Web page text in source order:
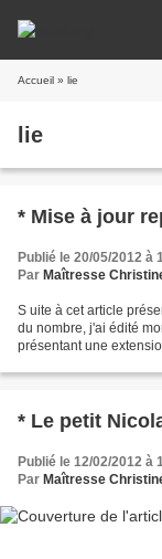
Accueil » lie
lie
* Mise à jour
Publié le 20/05/2012 à
Par Maîtresse
S uite à cet article
du nombre, j'ai édité
présentant une
* Le petit
Publié le 12/02/2012 à
Par Maîtresse